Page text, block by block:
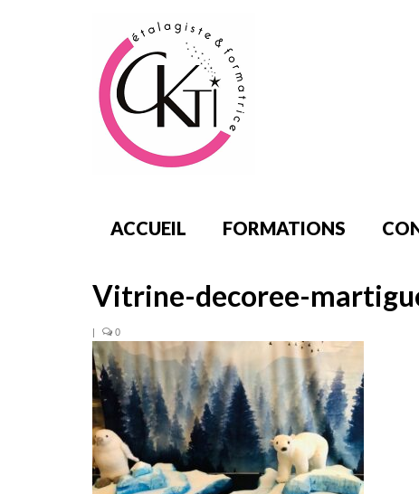
ACCUEIL FORMATIONS
Vitrine-decoree-
| 0